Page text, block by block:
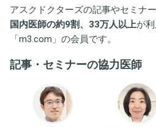
アスクドクターズの記事やセミナ
国内医師の約9割、33万人以上が
「m3.com 」の会員です。
記事・セミナーの協力医師